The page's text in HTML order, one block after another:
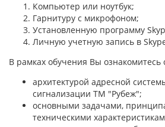
Компьютер или ноутбук;
Гарнитуру с микрофоном;
Установленную программу
Личную учетную запись в
В рамках обучения Вы ознакомитесь
архитектурой адресной
сигнализации ТМ "Рубеж";
основными задачами,
техническими